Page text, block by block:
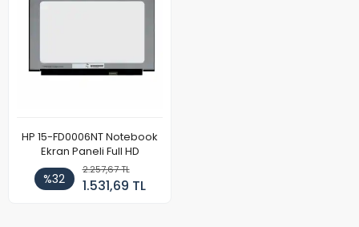
HP 15-FD0006NT Notebook
Ekran Paneli Full HD
%32
2.257,67 TL
1.531,69 TL